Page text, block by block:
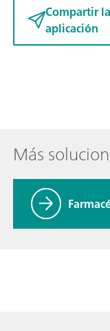
Compartir la
aplicación
Más